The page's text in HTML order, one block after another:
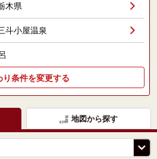
木県
斗小屋温泉
り条件を変更する
地図から探す